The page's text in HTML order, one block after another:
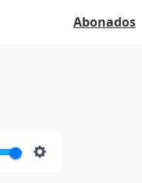
Abonados